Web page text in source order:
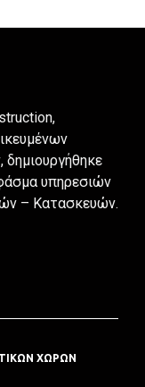
υπηρεσιών
– Κατασκευών.
ΧΩΡΩΝ